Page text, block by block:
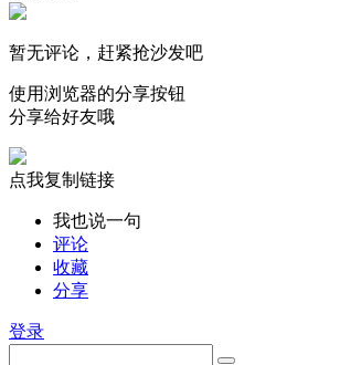
暂无评论，赶紧抢沙发吧
使用浏览器的分享按钮
分享给好友哦
点我复制链接
我也说一句
评论
收藏
分享
登录